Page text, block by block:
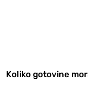
Koliko gotovine